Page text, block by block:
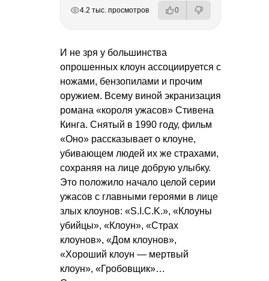
4.2 тыс. просмотров 0
И не зря у большинства
опрошенных клоун ассоциируется с
ножами, бензопилами и прочим
оружием. Всему виной экранизация
романа «короля ужасов» Стивена
Кинга. Снятый в 1990 году, фильм
«Оно» рассказывает о клоуне,
убивающем людей их же страхами,
сохраняя на лице добрую улыбку.
Это положило начало целой серии
ужасов с главными героями в лице
злых клоунов: «S.I.C.K.», «Клоуны
убийцы», «Клоун», «Страх
клоунов», «Дом клоунов»,
«Хороший клоун — мертвый
клоун», «Гробовщик»…